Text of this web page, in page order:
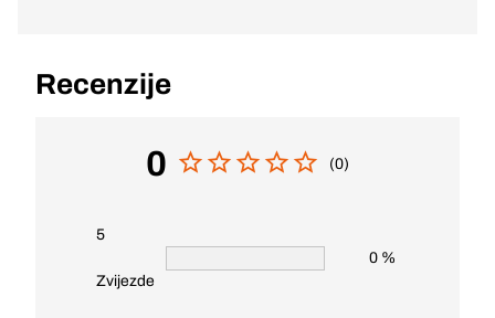
Recenzije
0 (0)
5
Zvijezde
0 %